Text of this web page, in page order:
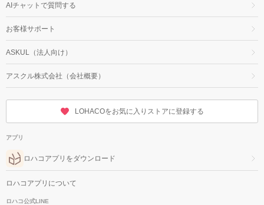
AIチャットで質問する
お客様サポート
ASKUL（法人向け）
アスクル株式会社（会社概要）
LOHACOをお気に入りストアに登録する
アプリ
ロハコアプリをダウンロード
ロハコアプリについて
ロハコ公式LINE